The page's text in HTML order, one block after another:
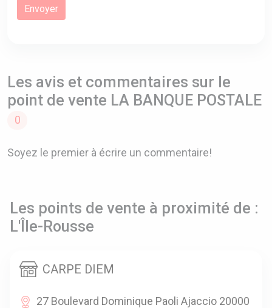
Les avis et commentaires sur le
point de vente LA BANQUE POSTALE
0
Soyez le premier à écrire un commentaire!
Les points de vente à proximité de :
L'Île-Rousse
CARPE DIEM
27 Boulevard Dominique Paoli Ajaccio 20000